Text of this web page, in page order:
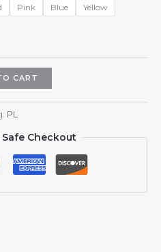
Pink Blue
Yellow
CART
PL
Checkout